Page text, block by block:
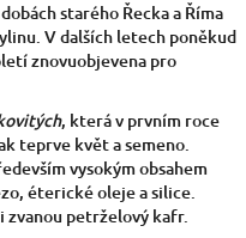
starého Řecka a Říma
V dalších letech poněkud
znovuobjevena pro
, která v prvním roce
teprve květ a semeno.
vysokým obsahem
éterické oleje a silice.
zvanou petrželový kafr.